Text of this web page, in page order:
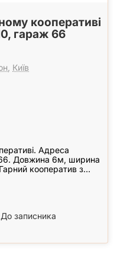
кооперативі
гараж 66
, Київ
Адреса
Довжина 6м, ширина
кооператив з
До записника